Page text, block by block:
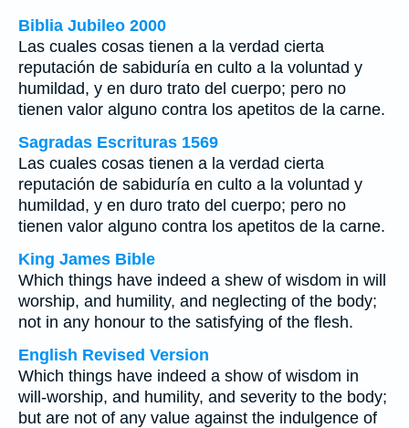
Biblia Jubileo 2000
Las cuales cosas tienen a la verdad cierta
reputación de sabiduría en culto a la voluntad y
humildad, y en duro trato del cuerpo; pero no
tienen valor alguno contra los apetitos de la carne.
Sagradas Escrituras 1569
Las cuales cosas tienen a la verdad cierta
reputación de sabiduría en culto a la voluntad y
humildad, y en duro trato del cuerpo; pero no
tienen valor alguno contra los apetitos de la carne.
King James Bible
Which things have indeed a shew of wisdom in will
worship, and humility, and neglecting of the body;
not in any honour to the satisfying of the flesh.
English Revised Version
Which things have indeed a show of wisdom in
will-worship, and humility, and severity to the body;
but are not of any value against the indulgence of